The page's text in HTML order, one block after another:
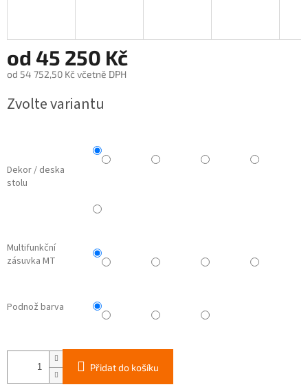
od 45 250 Kč
od 54 752,50 Kč včetně DPH
cena:
Zvolte variantu
Dekor / deska
stolu
Multifunkční
zásuvka MT
Podnož barva
Přidat do košíku